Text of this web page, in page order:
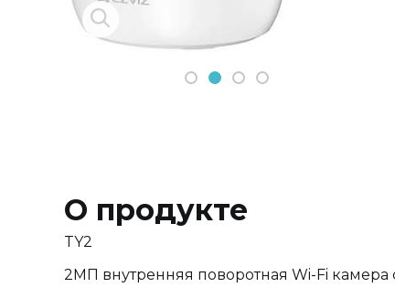
1 2 3 4
О продукте
TY2
2МП внутренняя поворотная Wi-Fi